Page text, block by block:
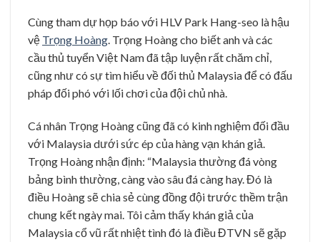
Cùng tham dự họp báo với HLV Park Hang-seo là hậu
vệ Trọng Hoàng. Trọng Hoàng cho biết anh và các
cầu thủ tuyển Việt Nam đã tập luyện rất chăm chỉ,
cũng như có sự tìm hiểu về đối thủ Malaysia để có đấu
pháp đối phó với lối chơi của đội chủ nhà.
Cá nhân Trọng Hoàng cũng đã có kinh nghiệm đối đầu
với Malaysia dưới sức ép của hàng vạn khán giả.
Trọng Hoàng nhận định: “Malaysia thường đá vòng
bảng bình thường, càng vào sâu đá càng hay. Đó là
điều Hoàng sẽ chia sẻ cùng đồng đội trước thềm trận
chung kết ngày mai. Tôi cảm thấy khán giả của
Malaysia cổ vũ rất nhiệt tình đó là điều ĐTVN sẽ gặp